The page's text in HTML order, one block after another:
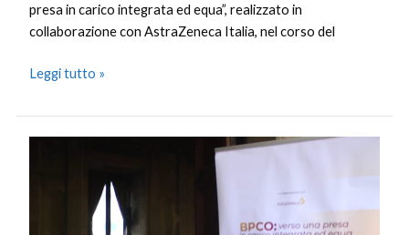
presa in carico integrata ed equa”, realizzato in
collaborazione con AstraZeneca Italia, nel corso del
Leggi tutto »